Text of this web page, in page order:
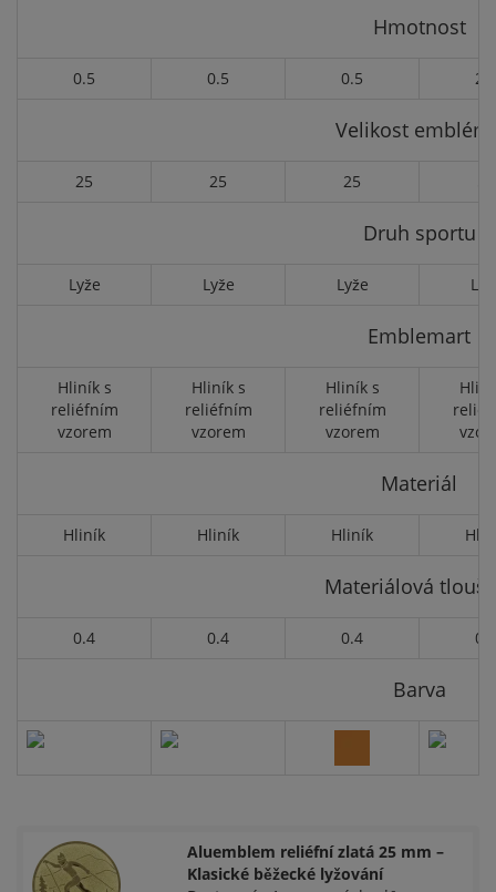
Hmotnost
0.5 0.5 0.5 2.1
Velikost
25 25 25
Druh sportu
Lyže Lyže Lyže
Emblemart
Hliník s
reliéfním
vzorem
Hliník s
reliéfním
vzorem
Hliník s
reliéfním
vzorem
Materiál
Hliník Hliník Hliník
Materiálová
0.4 0.4 0.4 0.4
Barva
Aluemblem reliéfní zlatá 25 mm –
Klasické běžecké lyžování